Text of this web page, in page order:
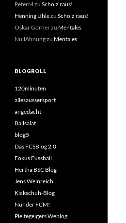
PeterM zu Scholz raus!
Henning Uhlezu Scholz raus!
Oskar Görnerzu Mentales
NullAhnungzu Mentales
BLOGROLL
120minuten
allesaussersport
angedacht
Ballsalat
blog5
Das FCSBlog 2.0
Fokus Fussball
Hertha BSC Blog
Jens Weinreich
Kickschuh-Blog
Nur der FCM!
Pleitegeigers Weblog